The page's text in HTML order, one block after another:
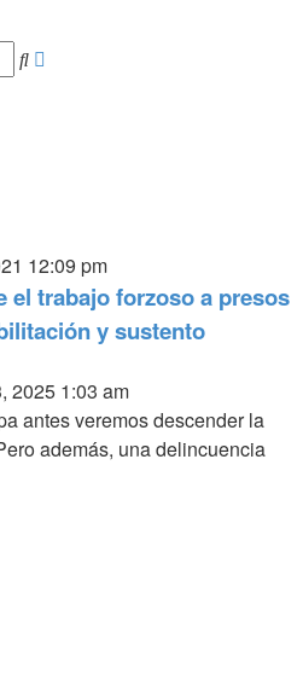
Buscar
12:09 pm
el trabajo forzoso a presos
y sustento
2025 1:03 am
antes veremos descender la
además, una delincuencia